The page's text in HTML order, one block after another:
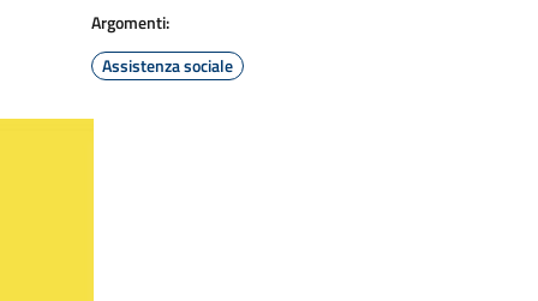
Argomenti:
Assistenza sociale